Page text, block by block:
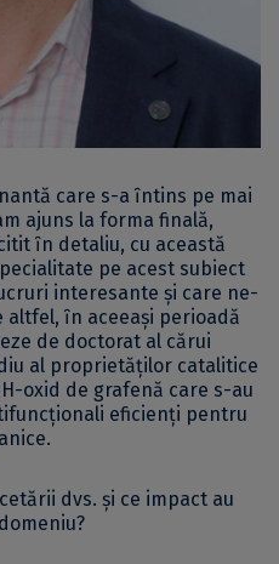
care s-a ȋntins pe mai
ajuns la forma finală,
ȋn detaliu, cu această
pe acest subiect
interesante şi care ne-
altfel, ȋn aceeaşi perioadă
de doctorat al cărui
al proprietăţilor catalitice
oxid de grafenă care s-au
eficienţi pentru
dvs. și ce impact au